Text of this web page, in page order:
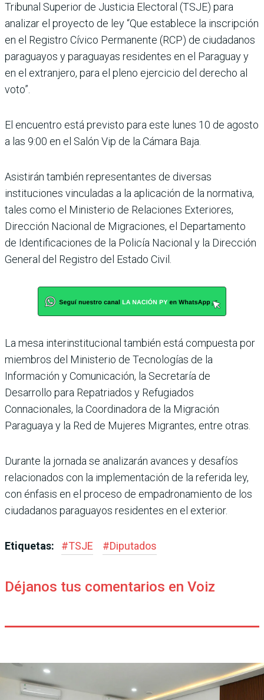
Tribunal Superior de Justicia Electoral (TSJE) para
analizar el proyecto de ley “Que establece la inscripción
en el Registro Cívico Permanente (RCP) de ciudadanos
paraguayos y paraguayas residentes en el Paraguay y
en el extranjero, para el pleno ejercicio del derecho al
voto”.
El encuentro está previsto para este lunes 10 de agosto
a las 9:00 en el Salón Vip de la Cámara Baja.
Asistirán también representantes de diversas
instituciones vinculadas a la aplicación de la normativa,
tales como el Ministerio de Relaciones Exteriores,
Dirección Nacional de Migraciones, el Departamento
de Identificaciones de la Policía Nacional y la Dirección
General del Registro del Estado Civil.
La mesa interinstitucional también está compuesta por
miembros del Ministerio de Tecnologías de la
Información y Comunicación, la Secretaría de
Desarrollo para Repatriados y Refugiados
Connacionales, la Coordinadora de la Migración
Paraguaya y la Red de Mujeres Migrantes, entre otras.
Durante la jornada se analizarán avances y desafíos
relacionados con la implementación de la referida ley,
con énfasis en el proceso de empadronamiento de los
ciudadanos paraguayos residentes en el exterior.
Etiquetas: #TSJE #Diputados
Déjanos tus comentarios en Voiz